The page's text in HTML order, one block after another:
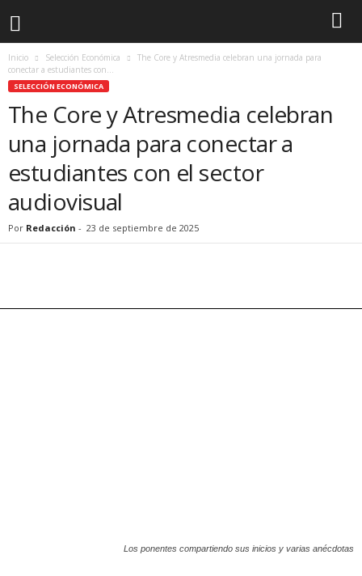
Inicio Selección Económica
The Core y Atresmedia celebran una jornada para
conectar a estudiantes con...
SELECCIÓN ECONÓMICA
The Core y Atresmedia celebran
una jornada para conectar a
estudiantes con el sector
audiovisual
Por Redacción - 23 de septiembre de 2025
Los ponentes compartiendo sus inicios y varias anécdotas